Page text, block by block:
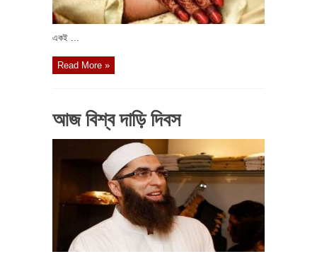
একই ...
Read More »
আজ বিশ্ব দাড়ি দিবস